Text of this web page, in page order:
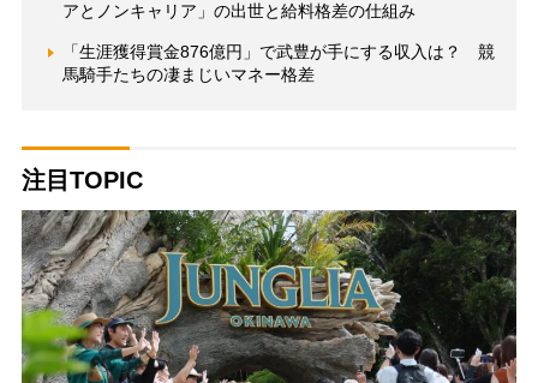
アとノンキャリア」の出世と給料格差の仕組み
「生涯獲得賞金876億円」で武豊が手にする収入は？ 競
馬騎手たちの凄まじいマネー格差
注目TOPIC